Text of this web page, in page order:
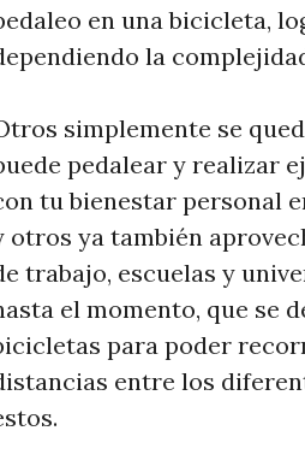
en una bicicleta,
la
simplemente se
pedalear y realizar
tu bienestar personal
otros ya también
trabajo, escuelas y
el momento, que se
para poder
entre los